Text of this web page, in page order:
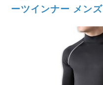
ーツインナー メンズ